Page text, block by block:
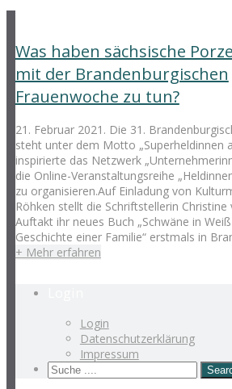
Was haben sächsische
mit der Brandenburgischen
Frauenwoche zu tun?
21. Februar 2021. Die 31.
steht unter dem Motto „Superheldinnen
inspirierte das Netzwerk
die Online-Veranstaltungsreihe
zu organisieren.Auf Einladung von
Röhken stellt die Schriftstellerin
Auftakt ihr neues Buch „Schwäne in
Geschichte einer Familie“ erstmals in
+ Mehr erfahren
Login
Datenschutzerklärung
Impressum